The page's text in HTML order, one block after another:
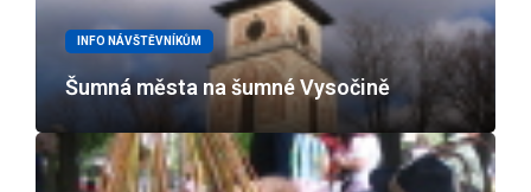
INFO NÁVŠTĚVNÍKŮM
Šumná města na šumné Vysočině